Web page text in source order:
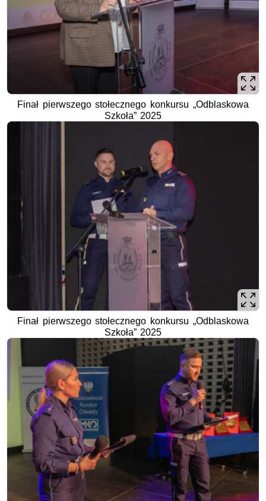
Finał pierwszego stołecznego konkursu „Odblaskowa
Szkoła” 2025
Finał pierwszego stołecznego konkursu „Odblaskowa
Szkoła” 2025